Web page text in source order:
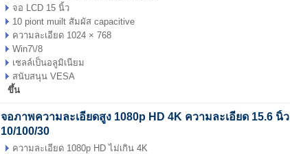
จอ LCD 15 นิ้ว
10 piont muilt สัมผัส capacitive
ความละเอียด 1024 × 768
Win7\/8
เชลล์เป็นอลูมิเนียม
สนับสนุน VESA
ขึ้น
จอภาพความละเอียดสูง 1080p HD 4K ความละเอียด 15.6 นิ้ว
10/100/30
ความละเอียด 1080p HD ไม่เกิน 4K